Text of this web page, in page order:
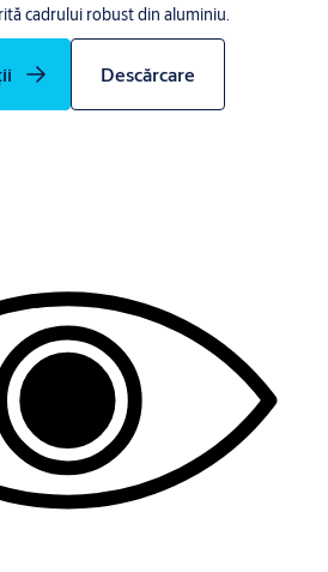
cadrului robust din aluminiu.
Descărcare